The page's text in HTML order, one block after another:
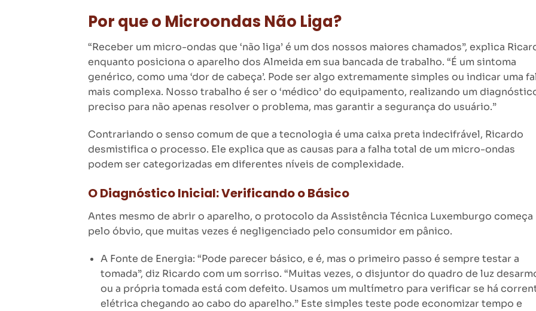
Por que o Microondas Não Liga?
“Receber um micro-ondas que ‘não liga’ é um dos nossos maiores chamados”, explica
enquanto posiciona o aparelho dos Almeida em sua bancada de trabalho. “É um sintoma
genérico, como uma ‘dor de cabeça’. Pode ser algo extremamente simples ou indicar uma
mais complexa. Nosso trabalho é ser o ‘médico’ do equipamento, realizando um
preciso para não apenas resolver o problema, mas garantir a segurança do usuário.”
Contrariando o senso comum de que a tecnologia é uma caixa preta indecifrável, Ricardo
desmistifica o processo. Ele explica que as causas para a falha total de um micro-ondas
podem ser categorizadas em diferentes níveis de complexidade.
O Diagnóstico Inicial: Verificando o Básico
Antes mesmo de abrir o aparelho, o protocolo da Assistência Técnica Luxemburgo começa
pelo óbvio, que muitas vezes é negligenciado pelo consumidor em pânico.
A Fonte de Energia: “Pode parecer básico, e é, mas o primeiro passo é sempre testar a
tomada”, diz Ricardo com um sorriso. “Muitas vezes, o disjuntor do quadro de luz
ou a própria tomada está com defeito. Usamos um multímetro para verificar se há
elétrica chegando ao cabo do aparelho.” Este simples teste pode economizar tempo e